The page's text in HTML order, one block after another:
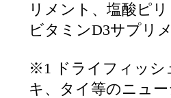
リメント、塩酸ピ
ビタミンD3サプリ
※1 ドライフィッシ
キ、タイ等のニュ